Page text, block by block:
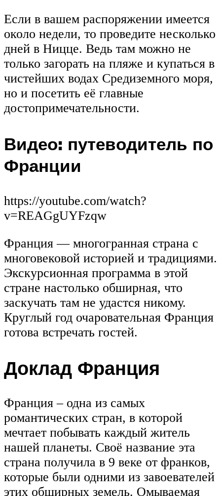
Если в вашем распоряжении имеется
около недели, то проведите несколько
дней в Ницце. Ведь там можно не
только загорать на пляже и купаться в
чистейших водах Средиземного моря,
но и посетить её главные
достопримечательности.
Видео: путеводитель по
Франции
https://youtube.com/watch?
v=REAGgUYFzqw
Франция — многогранная страна с
многовековой историей и традициями.
Экскурсионная программа в этой
стране настолько обширная, что
заскучать там не удастся никому.
Круглый год очаровательная Франция
готова встречать гостей.
Доклад Франция
Франция – одна из самых
романтических стран, в которой
мечтает побывать каждый житель
нашей планеты. Своё название эта
страна получила в 9 веке от франков,
которые были одними из завоевателей
этих обширных земель. Омываемая